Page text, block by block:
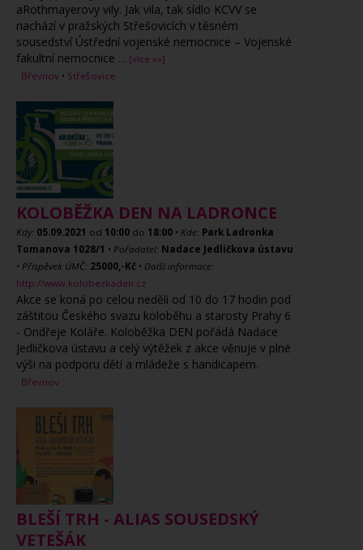
aRothmayerovy vily. Jak vila, tak sídlo KCVV se
nachází v pražských Střešovicích v těsném
sousedství Ústřední vojenské nemocnice – Vojenské
fakultní nemocnice ... [více »»]
Břevnov • Střešovice
KOLOBĚŽKA DEN NA LADRONCE
Kdy: 05.09.2021 od 10:00 do 18:00 • Kde: Park Ladronka
Tomanova 1028/1 • Pořadatel: Nadace Jedličkova ústavu
• Příspěvek ÚMČ: 25000,-Kč • Další informace:
http://www.kolobezkaden.cz
Akce se koná po celou neděli od 10 do 17 hodin pod
záštitou Českého svazu koloběhu a starosty Prahy 6
- Ondřeje Koláře. Koloběžka DEN pořádá Nadace
Jedličkova ústavu a celý výtěžek z akce věnuje v plné
výši na podporu dětí a mládeže s handicapem.
Břevnov
BLEŠÍ TRH - ALIAS SOUSEDSKÝ
VETEŠÁK